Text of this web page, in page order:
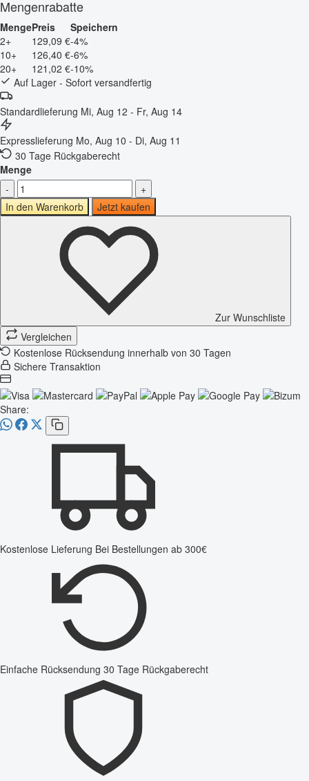
Mengenrabatte
MengePreis
Speichern
2+
129,09 €-4%
10+
126,40 €-6%
20+
121,02 €-10%
Auf Lager - Sofort versandfertig
Standardlieferung Mi, Aug 12 - Fr, Aug 14
Expresslieferung Mo, Aug 10 - Di, Aug 11
30 Tage Rückgaberecht
Menge
-
+
In den Warenkorb
Jetzt kaufen
Zur Wunschliste
Vergleichen
Kostenlose Rücksendung innerhalb von 30 Tagen
Sichere Transaktion
Share:
Kostenlose Lieferung Bei Bestellungen ab 300€
Einfache Rücksendung 30 Tage Rückgaberecht